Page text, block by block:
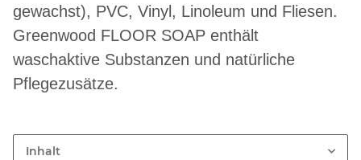
gewachst), PVC, Vinyl, Linoleum und Fliesen.
Greenwood FLOOR SOAP enthält
waschaktive Substanzen und natürliche
Pflegezusätze.
Inhalt